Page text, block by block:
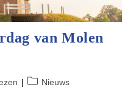
van Molen
Berichtcategorie:
Nieuws